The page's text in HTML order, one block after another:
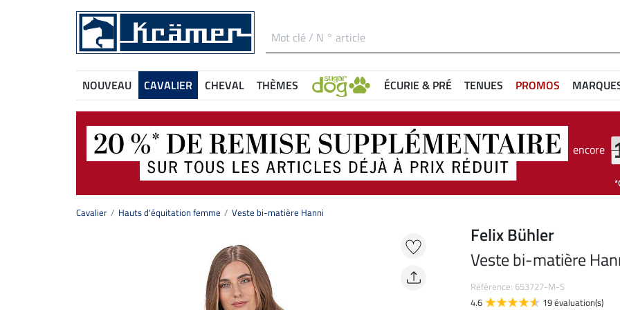
NOUVEAU CAVALIER CHEVAL THÈMES ÉCURIE & PRÉ TENUES PROMOS
encore
Cavalier Hauts d'équitation femme Veste bi-matière Hanni
Felix Bühler
Veste bi-matière
Référence: 653727-M-S
4.6
19 évaluation(s)